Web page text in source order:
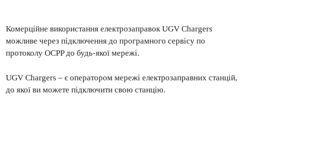
Комерційне використання електрозаправок UGV Chargers
можливе через підключення до програмного сервісу по
протоколу OCPP до будь-якої мережі.
UGV Chargers – є оператором мережі електрозаправних станцій,
до якої ви можете підключити свою станцію.